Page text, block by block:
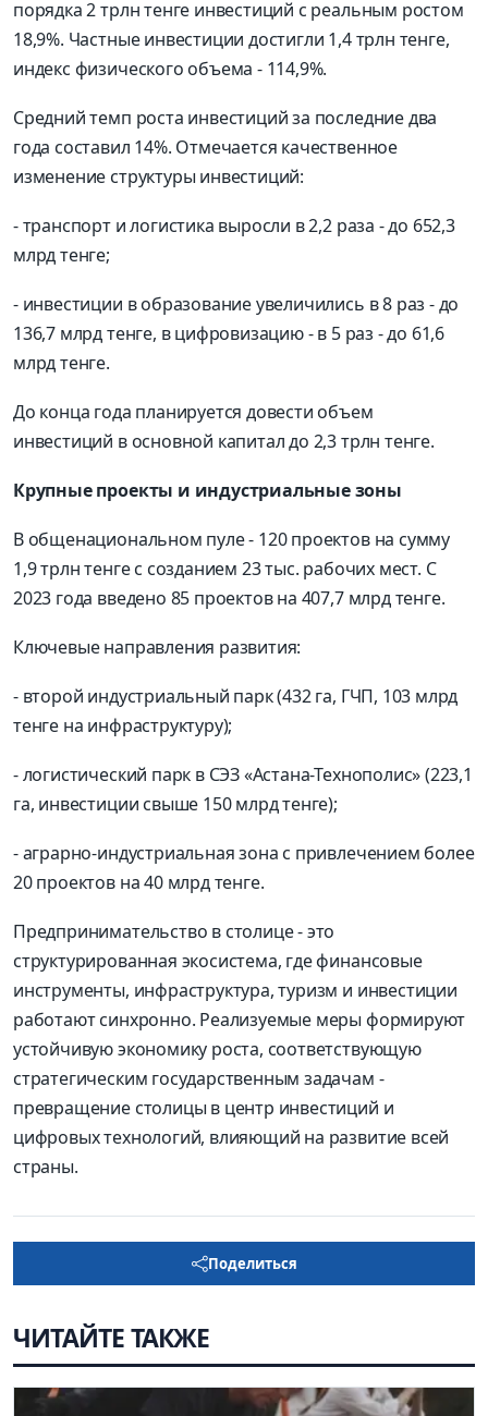
порядка 2 трлн тенге инвестиций с реальным ростом
18,9%. Частные инвестиции достигли 1,4 трлн тенге,
индекс физического объема - 114,9%.
Средний темп роста инвестиций за последние два
года составил 14%. Отмечается качественное
изменение структуры инвестиций:
- транспорт и логистика выросли в 2,2 раза - до 652,3
млрд тенге;
- инвестиции в образование увеличились в 8 раз - до
136,7 млрд тенге, в цифровизацию - в 5 раз - до 61,6
млрд тенге.
До конца года планируется довести объем
инвестиций в основной капитал до 2,3 трлн тенге.
Крупные проекты и индустриальные зоны
В общенациональном пуле - 120 проектов на сумму
1,9 трлн тенге с созданием 23 тыс. рабочих мест. С
2023 года введено 85 проектов на 407,7 млрд тенге.
Ключевые направления развития:
- второй индустриальный парк (432 га, ГЧП, 103 млрд
тенге на инфраструктуру);
- логистический парк в СЭЗ «Астана-Технополис» (223,1
га, инвестиции свыше 150 млрд тенге);
- аграрно-индустриальная зона с привлечением более
20 проектов на 40 млрд тенге.
Предпринимательство в столице - это
структурированная экосистема, где финансовые
инструменты, инфраструктура, туризм и инвестиции
работают синхронно. Реализуемые меры формируют
устойчивую экономику роста, соответствующую
стратегическим государственным задачам -
превращение столицы в центр инвестиций и
цифровых технологий, влияющий на развитие всей
страны.
Поделиться
ЧИТАЙТЕ ТАКЖЕ